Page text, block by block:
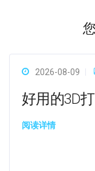
2026-08-09
好用的3D
阅读详情